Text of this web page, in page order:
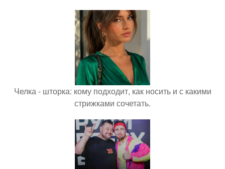
Челка - шторка: кому подходит, как носить и с какими
стрижками сочетать.